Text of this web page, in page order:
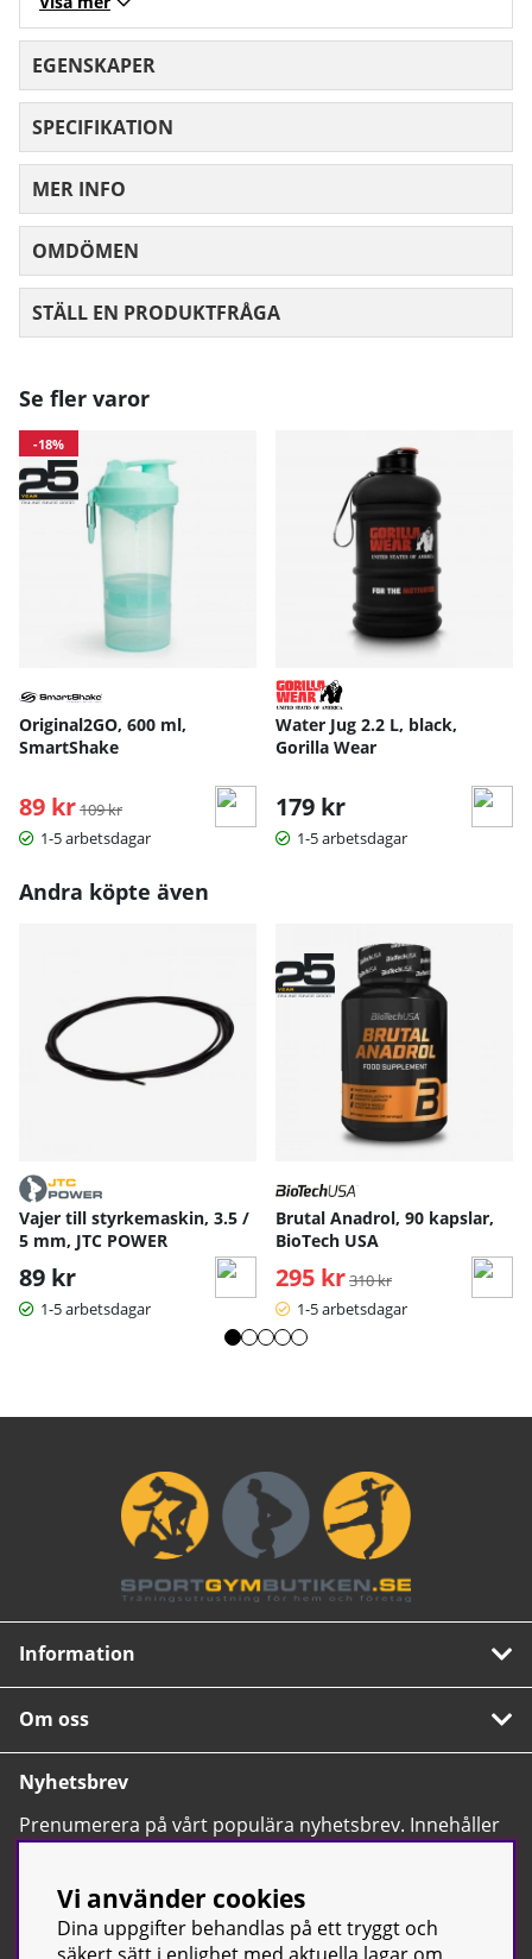
EGENSKAPER
SPECIFIKATION
MER INFO
OMDÖMEN
STÄLL EN PRODUKTFRÅGA
Se fler varor
-18%
Original2GO, 600 ml,
SmartShake
89 kr Ordinarie pris:
109 kr
1-5 arbetsdagar
Water Jug 2.2 L, black,
Gorilla Wear
179 kr
1-5 arbetsdagar
Andra köpte även
Vajer till styrkemaskin, 3.5 /
5 mm, JTC POWER
89 kr
1-5 arbetsdagar
Brutal Anadrol, 90 kapslar,
BioTech USA
295 kr Ordinarie pris:
310 kr
1-5 arbetsdagar
Information
Om oss
Nyhetsbrev
Prenumerera på vårt populära nyhetsbrev. Innehåller
tips, nyheter och våra allra bästa erbjudanden.
Vi använder cookies
Dina uppgifter behandlas på ett tryggt och